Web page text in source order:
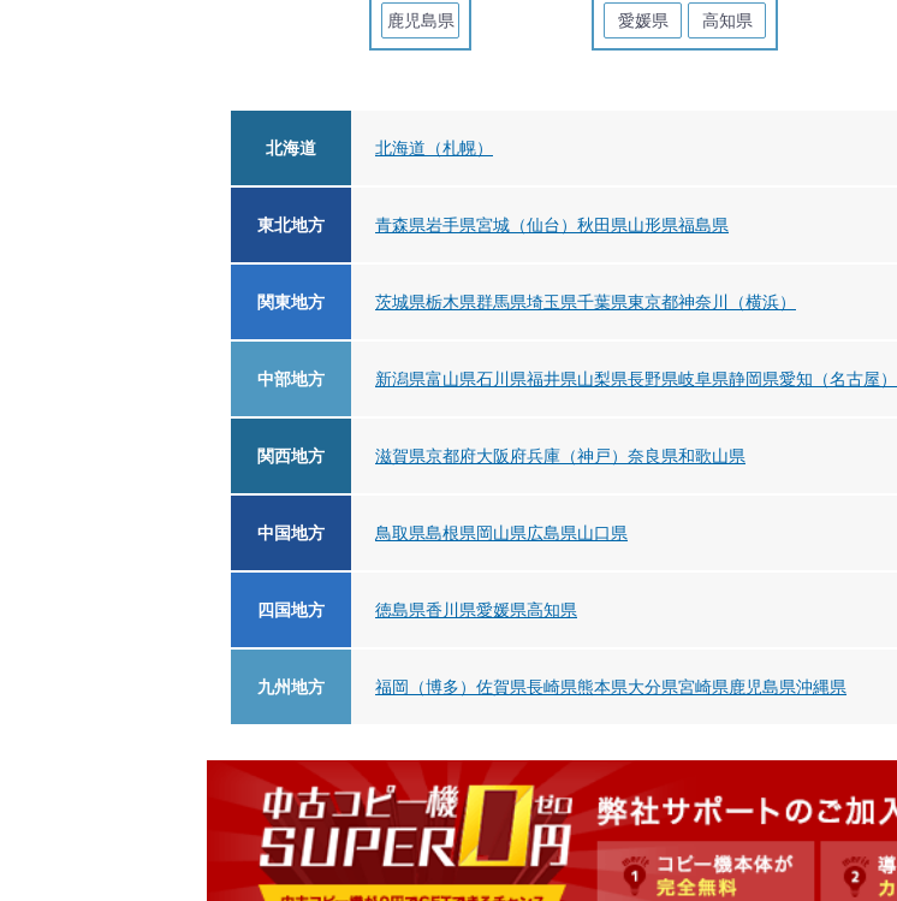
鹿児島県 愛媛県 高知県
北海道 北海道（札幌）
東北地方 青森県岩手県宮城（仙台） 秋田県山形県福島県
関東地方 茨城県栃木県群馬県埼玉県千葉県東京都神奈川（横浜）
中部地方 新潟県富山県石川県福井県山梨県長野県岐阜県静岡県愛知（名古屋）
関西地方 滋賀県京都府大阪府兵庫（神戸） 奈良県和歌山県
中国地方 鳥取県島根県岡山県広島県山口県
四国地方 徳島県香川県愛媛県高知県
九州地方 福岡（博多） 佐賀県長崎県熊本県大分県宮崎県鹿児島県沖縄県